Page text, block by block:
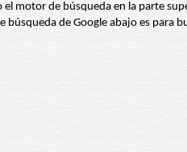
motor de búsqueda en la parte
de Google abajo es para